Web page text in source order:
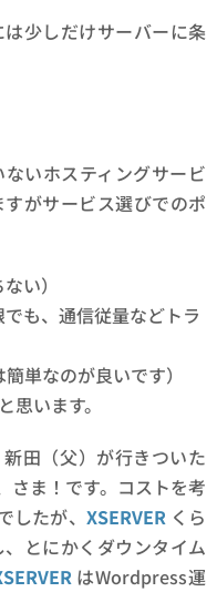
少しだけサーバーに条
いホスティングサービ
がサービス選びでのポ
い）
も、通信従量などトラ
単なのが良いです）
います。
田（父）が行きついた
さま！です。コストを考
したが、 XSERVERくら
とにかくダウンタイム
はWordpress運